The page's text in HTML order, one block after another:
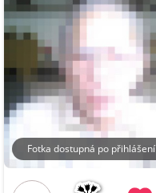
Fotka dostupná po přihlášení